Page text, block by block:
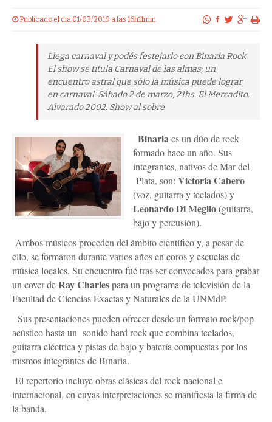
Publicado el dia 01/03/2019 a las 16h11min
Llega carnaval y podés festejarlo con Binaria Rock.
El show se titula Carnaval de las almas; un
encuentro astral que sólo la música puede lograr
en carnaval. Sábado 2 de marzo, 21hs. El Mercadito.
Alvarado 2002. Show al sobre
Binaria es un dúo de rock
formado hace un año. Sus
integrantes, nativos de Mar del
Plata, son: Victoria Cabero
(voz, guitarra y teclados) y
Leonardo Di Meglio(guitarra,
bajo y percusión).
Ambos músicos proceden del ámbito científico y, a pesar de
ello, se formaron durante varios años en coros y escuelas de
música locales. Su encuentro fué tras ser convocados para grabar
un cover deRay Charlespara un programa de televisión de la
Facultad de Ciencias Exactas y Naturales de la UNMdP.
Sus presentaciones pueden ofrecer desde un formato rock/pop
acústico hasta un sonido hard rock que combina teclados,
guitarra eléctrica y pistas de bajo y batería compuestas por los
mismos integrantes de Binaria.
El repertorio incluye obras clásicas del rock nacional e
internacional, en cuyas interpretaciones se manifiesta la firma de
la banda.